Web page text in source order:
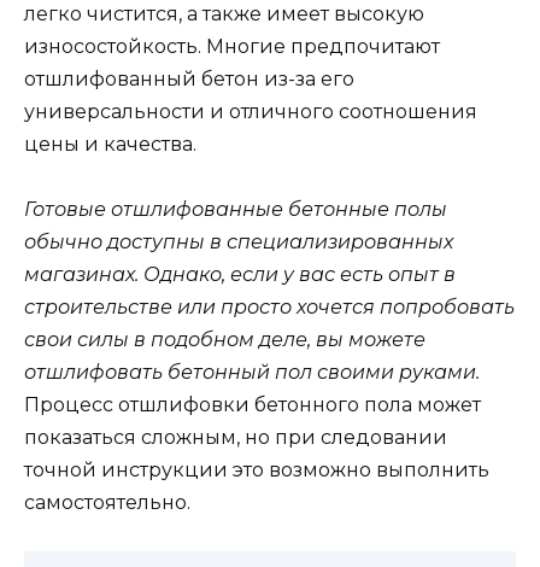
легко чистится, а также имеет высокую
износостойкость. Многие предпочитают
отшлифованный бетон из-за его
универсальности и отличного соотношения
цены и качества.
Готовые отшлифованные бетонные полы
обычно доступны в специализированных
магазинах. Однако, если у вас есть опыт в
строительстве или просто хочется попробовать
свои силы в подобном деле, вы можете
отшлифовать бетонный пол своими руками.
Процесс отшлифовки бетонного пола может
показаться сложным, но при следовании
точной инструкции это возможно выполнить
самостоятельно.